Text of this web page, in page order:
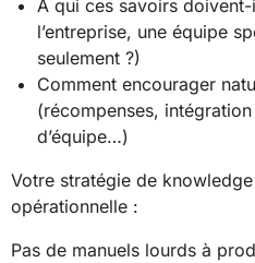
À qui ces savoirs
l’entreprise, une équipe
seulement ?)
Comment encourager
(récompenses,
d’équipe…)
Votre stratégie de
opérationnelle :
Pas de manuels lourds à